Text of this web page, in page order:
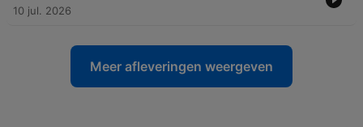
10 jul. 2026
Meer afleveringen weergeven